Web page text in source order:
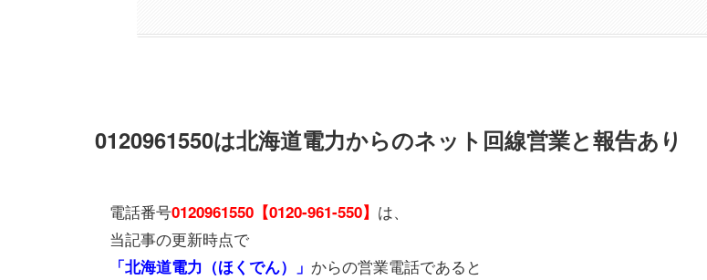
0120961550は北海道電力からのネット回線営業と報告あり
電話番号0120961550【0120-961-550】 は、
当記事の更新時点で
「北海道電力（ほくでん）」 からの営業電話であると